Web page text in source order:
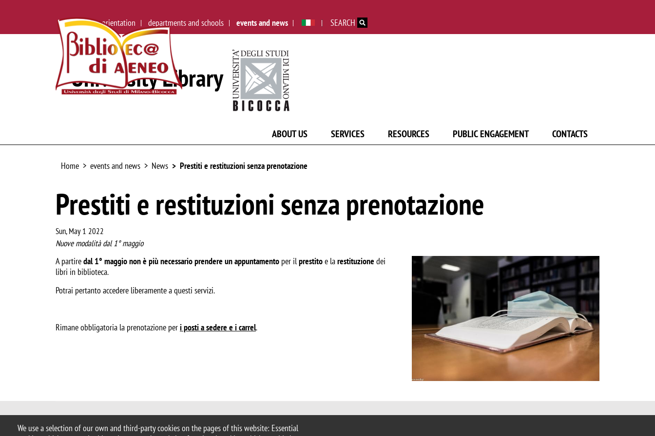
We use a selection of our own and third-party cookies on the pages of this website: Essential
main site orientation departments and schools events and news SEARCH
University Library
ABOUT US SERVICES RESOURCES PUBLIC ENGAGEMENT CONTACTS
Home events and news News Prestiti e restituzioni senza prenotazione
Prestiti e restituzioni senza prenotazione
Sun, May 1 2022
Nuove modalità dal 1° maggio
Image
A partiredal 1° maggionon è più necessario prendere un appuntamento per ilprestitoe larestituzione dei
libri in biblioteca.
Potrai pertanto accedere liberamente a questi servizi.
Rimane obbligatoria la prenotazione peri posti a sedere e i carrel.
© 2025 University of Milano-Bicocca